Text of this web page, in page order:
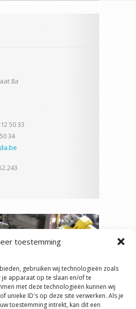
toestemming
gebruiken wij technologieën zoals
apparaat op te slaan en/of te
met deze technologieën kunnen wij
unieke ID's op deze site verwerken. Als je
toestemming intrekt, kan dit een
8a
50 33
34